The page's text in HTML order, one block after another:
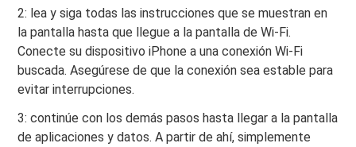
2: lea y siga todas las instrucciones que se muestran en
la pantalla hasta que llegue a la pantalla de Wi-Fi.
Conecte su dispositivo iPhone a una conexión Wi-Fi
buscada. Asegúrese de que la conexión sea estable para
evitar interrupciones.
3: continúe con los demás pasos hasta llegar a la pantalla
de aplicaciones y datos. A partir de ahí, simplemente